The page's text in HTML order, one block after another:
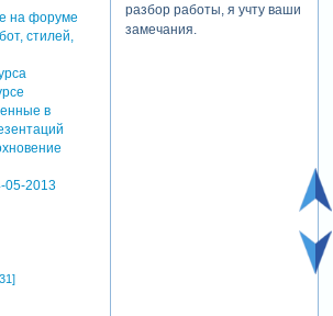
05-2013
разбор работы, я учту ваши
замечания.